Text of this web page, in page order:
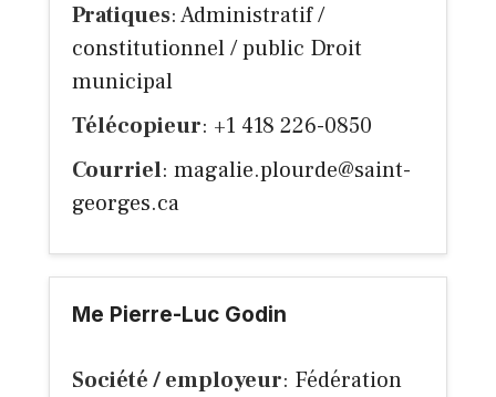
Pratiques: Administratif /
constitutionnel / public Droit
municipal
Télécopieur: +1 418 226-0850
Courriel: magalie.plourde@saint-
georges.ca
Me Pierre-Luc Godin
Société / employeur: Fédération